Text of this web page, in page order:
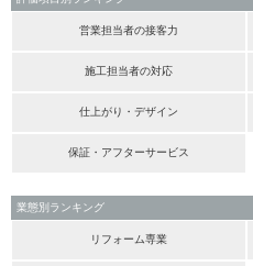
営業担当者の接客力
施工担当者の対応
仕上がり・デザイン
保証・アフターサービス
業態別ランキング
リフォーム専業